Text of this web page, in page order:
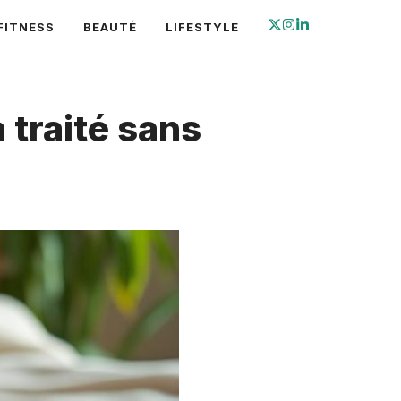
BEAUTÉ LIFESTYLE
traité sans